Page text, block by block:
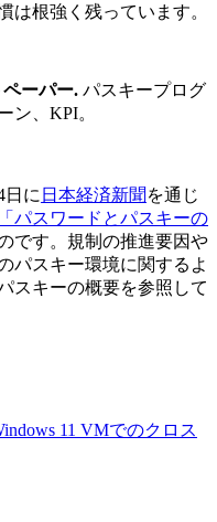
は根強く残っています。
ペーパー. パスキープログ
ン、KPI。
日に 日本経済新聞 を通じ
パスワードとパスキーの
です。規制の推進要因や
パスキー環境に関するよ
スキーの概要を参照して
11 VMでのクロス